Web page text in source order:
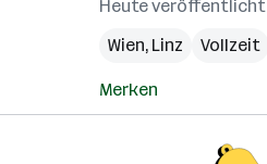
Heute veröffentlicht
Wien, Linz Vollzeit
Merken